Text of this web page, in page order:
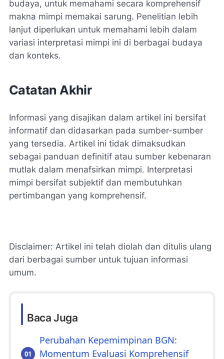
budaya, untuk memahami secara komprehensif
makna mimpi memakai sarung. Penelitian lebih
lanjut diperlukan untuk memahami lebih dalam
variasi interpretasi mimpi ini di berbagai budaya
dan konteks.
Catatan Akhir
Informasi yang disajikan dalam artikel ini bersifat
informatif dan didasarkan pada sumber-sumber
yang tersedia. Artikel ini tidak dimaksudkan
sebagai panduan definitif atau sumber kebenaran
mutlak dalam menafsirkan mimpi. Interpretasi
mimpi bersifat subjektif dan membutuhkan
pertimbangan yang komprehensif.
Disclaimer: Artikel ini telah diolah dan ditulis ulang
dari berbagai sumber untuk tujuan informasi
umum.
Baca Juga
Perubahan Kepemimpinan BGN:
Momentum Evaluasi Komprehensif